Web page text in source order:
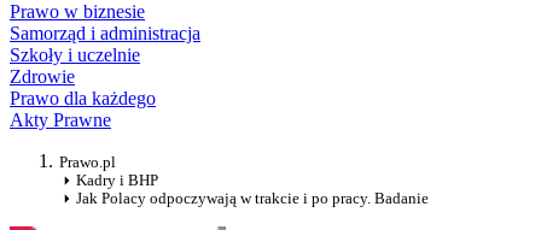
Prawo w biznesie
Samorząd i administracja
Szkoły i uczelnie
Zdrowie
Prawo dla każdego
Akty Prawne
Prawo.pl
Kadry i BHP
Jak Polacy odpoczywają w trakcie i po pracy. Badanie